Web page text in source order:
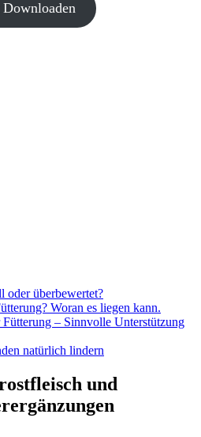
Downloaden
oder überbewertet?
Woran es liegen kann.
– Sinnvolle Unterstützung
natürlich lindern
und